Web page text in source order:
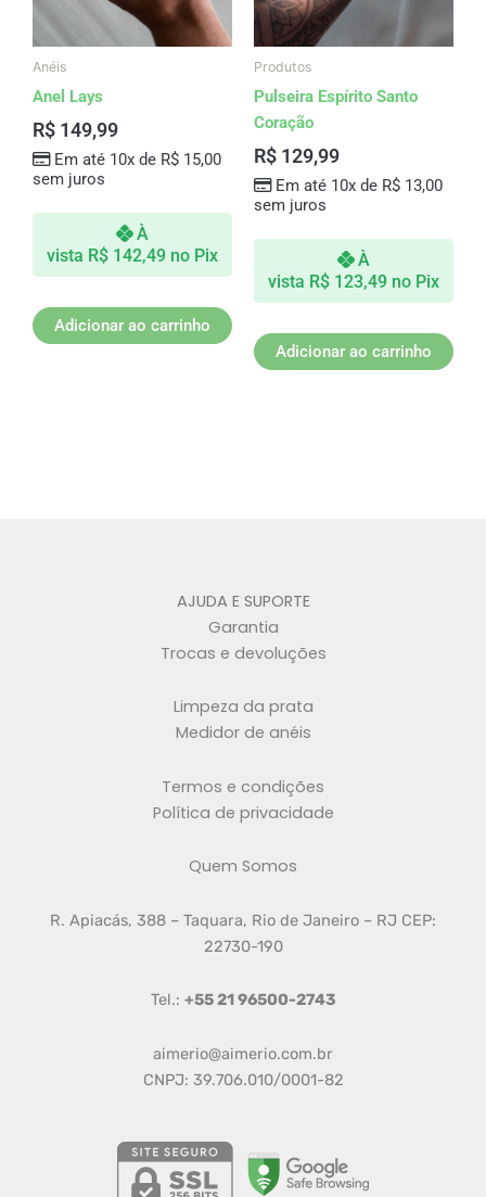
Anéis
Anel Lays
R$ 149,99
Em até 10x de R$15,00
sem juros
À
vista R$ 142,49 no Pix
Adicionar ao carrinho
Produtos
Pulseira Espírito Santo
Coração
R$ 129,99
Em até 10x de R$13,00
sem juros
À
vista R$ 123,49 no Pix
Adicionar ao carrinho
AJUDA E SUPORTE
Garantia
Trocas e devoluções
Limpeza da prata
Medidor de anéis
Termos e condições
Política de privacidade
Quem Somos
R. Apiacás, 388 – Taquara, Rio de Janeiro – RJ CEP:
22730-190
Tel.: +55 21 96500-2743
aimerio@aimerio.com.br
CNPJ: 39.706.010/0001-82